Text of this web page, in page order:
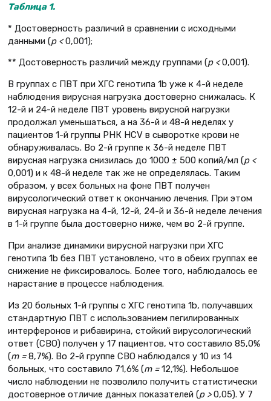
Таблица 1.
* Достоверность различий в сравнении с исходными
данными (р <0,001);
** Достоверность различий между группами (р <0,001).
В группах с ПВТ при ХГС генотипа 1b уже к 4-й неделе
наблюдения вирусная нагрузка достоверно снижалась. К
12-й и 24-й неделе ПВТ уровень вирусной нагрузки
продолжал уменьшаться, а на 36-й и 48-й неделях у
пациентов 1-й группы РНК HCV в сыворотке крови не
обнаруживалась. Во 2-й группе к 36-й неделе ПВТ
вирусная нагрузка снизилась до 1000 ± 500 копий/мл (р <
0,001) и к 48-й неделе так же не определялась. Таким
образом, у всех больных на фоне ПВТ получен
вирусологический ответ к окончанию лечения. При этом
вирусная нагрузка на 4-й, 12-й, 24-й и 36-й неделе лечения
в 1-й группе была достоверно ниже, чем во 2-й группе.
При анализе динамики вирусной нагрузки при ХГС
генотипа 1b без ПВТ установлено, что в обеих группах ее
снижение не фиксировалось. Более того, наблюдалось ее
нарастание в процессе наблюдения.
Из 20 больных 1-й группы с ХГС генотипа 1b, получавших
стандартную ПВТ с использованием пегилированных
интерферонов и рибавирина, стойкий вирусологический
ответ (СВО) получен у 17 пациентов, что составило 85,0%
(m =8,7%). Во 2-й группе СВО наблюдался у 10 из 14
больных, что составило 71,6% (m =12,1%). Небольшое
число наблюдении не позволило получить статистически
достоверное отличие данных показателей (р >0,05). У 7